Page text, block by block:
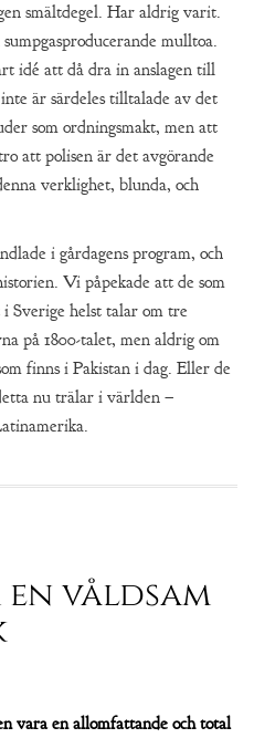
smältdegel. Har aldrig varit.
mulltoa.
idé att då dra in anslagen till
är särdeles tilltalade av det
som ordningsmakt, men att
att polisen är det avgörande
verklighet, blunda, och
i gårdagens program, och
Vi påpekade att de som
Sverige helst talar om tre
på 1800-talet, men aldrig om
finns i Pakistan i dag. Eller de
nu trälar i världen –
våldsam
vara en allomfattande och total